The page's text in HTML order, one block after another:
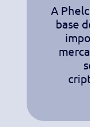
A
base